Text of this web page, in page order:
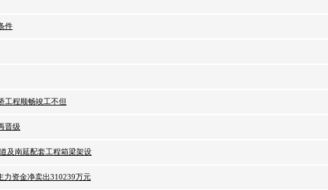
件
工程顺畅竣工不但
晋级
及南延配套工程箱梁架设
力资金净卖出310239万元